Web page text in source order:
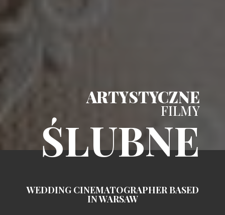
ARTYSTYCZNE
FILMY
ŚLUBNE
WEDDING CINEMATOGRAPHER BASED
IN WARSAW